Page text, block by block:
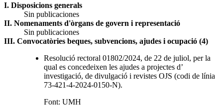
I. Disposicions generals
Sin publicaciones
II. Nomenaments d'òrgans de govern i representació
Sin publicaciones
III. Convocatòries beques, subvencions, ajudes i ocupació (4)
Resolució rectoral 01802/2024, de 22 de juliol, per la
qual es concedeixen les ajudes a projectes d’
investigació, de divulgació i revistes OJS (codi de línia
73-421-4-2024-0150-N).
Font: UMH